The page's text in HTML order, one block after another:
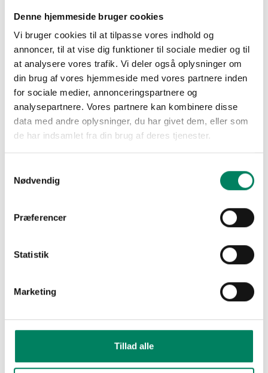
Denne hjemmeside bruger cookies
Vi bruger cookies til at tilpasse vores indhold og
annoncer, til at vise dig funktioner til sociale medier og til
at analysere vores trafik. Vi deler også oplysninger om
din brug af vores hjemmeside med vores partnere inden
for sociale medier, annonceringspartnere og
analysepartnere. Vores partnere kan kombinere disse
data med andre oplysninger, du har givet dem, eller som
de har indsamlet fra din brug af deres tjenester.
Nødvendig
Præferencer
Statistik
Marketing
Tillad alle
Afmeld nyhedsbrev